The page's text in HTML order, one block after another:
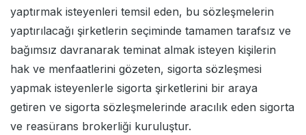
yaptırmak isteyenleri temsil eden, bu sözleşmelerin
yaptırılacağı şirketlerin seçiminde tamamen tarafsız ve
bağımsız davranarak teminat almak isteyen kişilerin
hak ve menfaatlerini gözeten, sigorta sözleşmesi
yapmak isteyenlerle sigorta şirketlerini bir araya
getiren ve sigorta sözleşmelerinde aracılık eden sigorta
ve reasürans brokerliği kuruluştur.